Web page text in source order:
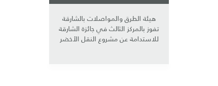
هيئة الطرق والمواصلات بالشارقة
تفوز بالمركز الثالث في جائزة الشارقة
للاستدامة عن مشروع النقل الأخضر